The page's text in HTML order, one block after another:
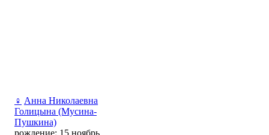
♀ Анна Николаевна
Голицына (Мусина-
Пушкина)